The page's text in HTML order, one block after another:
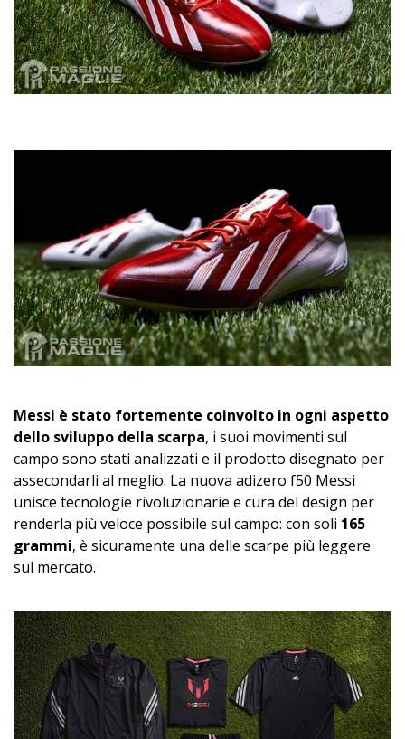
Messi è stato fortemente coinvolto in ogni aspetto
dello sviluppo della scarpa, i suoi movimenti sul
campo sono stati analizzati e il prodotto disegnato per
assecondarli al meglio. La nuova adizero f50 Messi
unisce tecnologie rivoluzionarie e cura del design per
renderla più veloce possibile sul campo: con soli 165
grammi, è sicuramente una delle scarpe più leggere
sul mercato.